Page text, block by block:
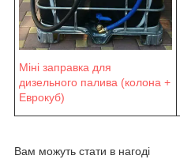
Міні заправка для
дизельного палива (колона +
Еврокуб)
Вам можуть стати в нагоді